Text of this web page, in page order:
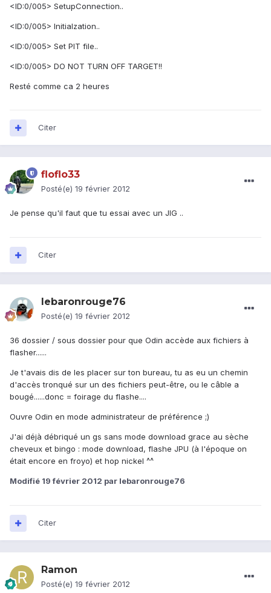
<ID:0/005> SetupConnection..
<ID:0/005> Initialzation..
<ID:0/005> Set PIT file..
<ID:0/005> DO NOT TURN OFF TARGET!!
Resté comme ca 2 heures
Citer
floflo33
Posté(e) 19 février 2012
Je pense qu'il faut que tu essai avec un JIG ..
Citer
lebaronrouge76
Posté(e) 19 février 2012
36 dossier / sous dossier pour que Odin accède aux fichiers à
flasher......
Je t'avais dis de les placer sur ton bureau, tu as eu un chemin
d'accès tronqué sur un des fichiers peut-être, ou le câble a
bougé......donc = foirage du flashe....
Ouvre Odin en mode administrateur de préférence ;)
J'ai déjà débriqué un gs sans mode download grace au sèche
cheveux et bingo : mode download, flashe JPU (à l'époque on
était encore en froyo) et hop nickel ^^
Modifié 19 février 2012 par lebaronrouge76
Citer
Ramon
Posté(e) 19 février 2012